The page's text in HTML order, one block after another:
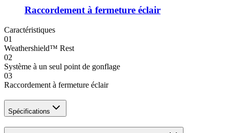
Raccordement à fermeture éclair
Caractéristiques
01
Weathershield™ Rest
02
Système à un seul point de gonflage
03
Raccordement à fermeture éclair
Spécifications